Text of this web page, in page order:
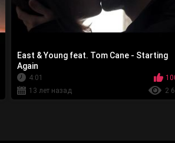
East & Young feat. Tom Cane - Starting
Again
4:01
13 лет назад
2